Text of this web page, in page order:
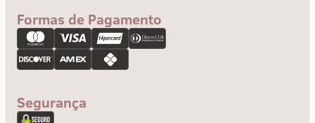
Troca e devolução
Pagamento
Formas de Pagamento
Segurança